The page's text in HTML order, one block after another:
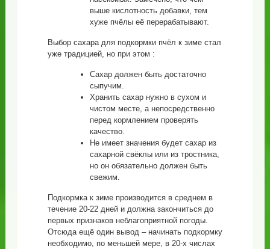
выше кислотность добавки, тем
хуже пчёлы её перерабатывают.
Выбор сахара для подкормки пчёл к зиме стал
уже традицией, но при этом :
Сахар должен быть достаточно
сыпучим.
Хранить сахар нужно в сухом и
чистом месте, а непосредственно
перед кормлением проверять
качество.
Не имеет значения будет сахар из
сахарной свёклы или из тростника,
но он обязательно должен быть
свежим.
Подкормка к зиме производится в среднем в
течение 20-22 дней и должна закончиться до
первых признаков неблагоприятной погоды.
Отсюда ещё один вывод – начинать подкормку
необходимо, по меньшей мере, в 20-х числах